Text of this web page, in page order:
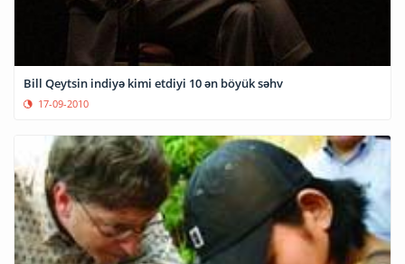
Bill Qeytsin indiyə kimi etdiyi 10 ən böyük səhv
17-09-2010